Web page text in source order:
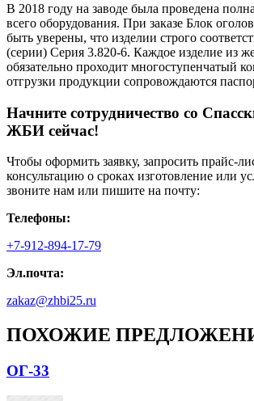
В 2018 году на заводе была проведена
всего оборудования. При заказе Блок
быть уверены, что изделии строго
(серии) Серия 3.820-6. Каждое изделие из
обязательно проходит многоступенчатый
отгрузки продукции сопровождаются
Начните сотрудничество со
ЖБИ сейчас!
Чтобы оформить заявку, запросить прайс-
консультацию о сроках изготовление или
звоните нам или пишите на почту:
Телефоны:
+7-912-894-17-79
Эл.почта:
zakaz@zhbi25.ru
ПОХОЖИЕ
ОГ-33